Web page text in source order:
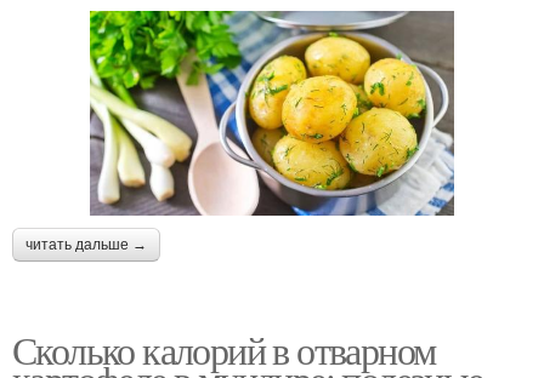
читать дальше →
Сколько калорий в отварном